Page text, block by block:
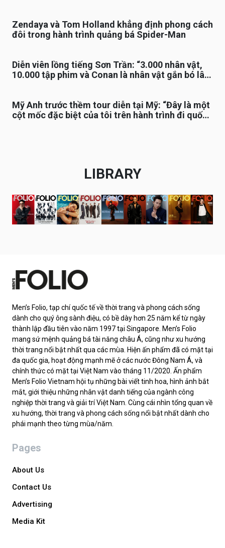
Zendaya và Tom Holland khẳng định phong cách
đôi trong hành trình quảng bá Spider-Man
Diễn viên lồng tiếng Sơn Trần: “3.000 nhân vật,
10.000 tập phim và Conan là nhân vật gắn bó lâu
Mỹ Anh trước thềm tour diễn tại Mỹ: “Đây là một
cột mốc đặc biệt của tôi trên hành trình đi quốc
LIBRARY
Men’s Folio, tạp chí quốc tế về thời trang và phong cách sống
dành cho quý ông sành điệu, có bề dày hơn 25 năm kể từ ngày
thành lập đầu tiên vào năm 1997 tại Singapore. Men’s Folio
mang sứ mệnh quảng bá tài năng châu Á, cũng như xu hướng
thời trang nổi bật nhất qua các mùa. Hiện ấn phẩm đã có mặt tại
đa quốc gia, hoạt động mạnh mẽ ở các nước Đông Nam Á, và
chính thức có mặt tại Việt Nam vào tháng 11/2020. Ấn phẩm
Men’s Folio Vietnam hội tụ những bài viết tinh hoa, hình ảnh bắt
mắt, giới thiệu những nhân vật danh tiếng của ngành công
nghiệp thời trang và giải trí Việt Nam. Cùng cái nhìn tổng quan về
xu hướng, thời trang và phong cách sống nổi bật nhất dành cho
phái mạnh theo từng mùa/năm.
Pages
About Us
Contact Us
Advertising
Media Kit